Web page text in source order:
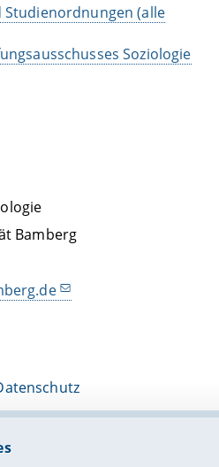
(alle
Soziologie
Bamberg